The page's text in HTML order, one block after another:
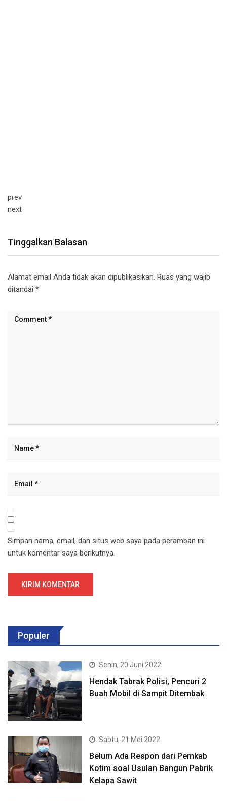
prev
next
Tinggalkan Balasan
Alamat email Anda tidak akan dipublikasikan. Ruas yang wajib
ditandai *
Simpan nama, email, dan situs web saya pada peramban ini
untuk komentar saya berikutnya.
Populer
Senin, 20 Juni 2022
Hendak Tabrak Polisi, Pencuri 2
Buah Mobil di Sampit Ditembak
Sabtu, 21 Mei 2022
Belum Ada Respon dari Pemkab
Kotim soal Usulan Bangun Pabrik
Kelapa Sawit